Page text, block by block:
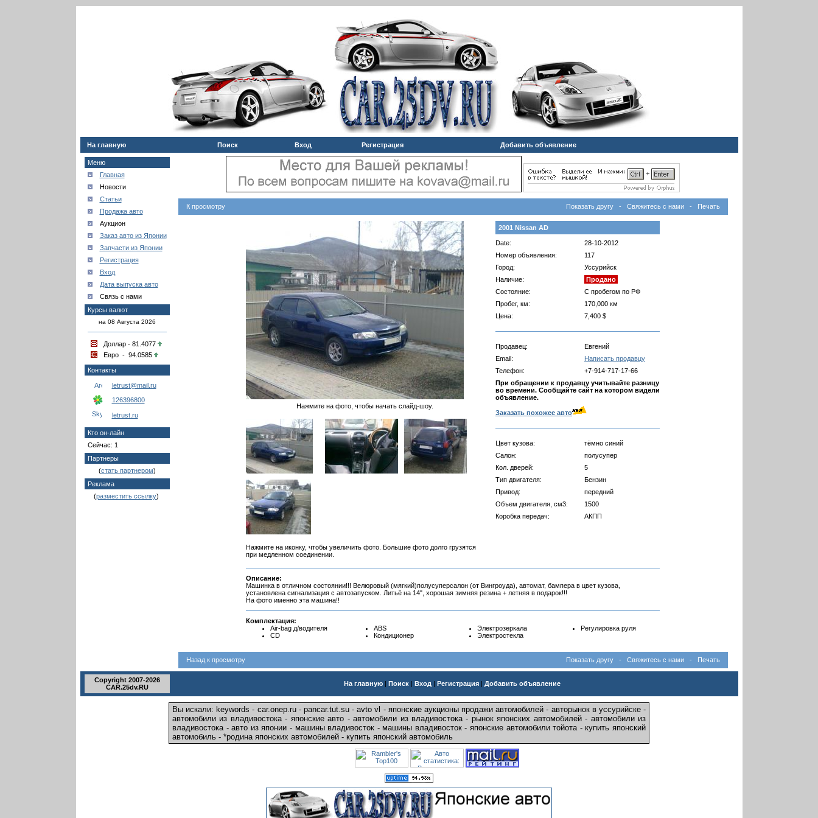
На главную Поиск Вход Регистрация Добавить объявление
Меню
Главная
Новости
Статьи
Продажа авто
Аукцион
Заказ авто из Японии
Запчасти из Японии
Регистрация
Вход
Дата выпуска авто
Связь с нами
Курсы валют
на 08 Августа 2026
Доллар - 81.4077
Евро - 94.0585
Контакты
letrust@mail.ru
126396800
letrust.ru
Кто он-лайн
Сейчас: 1
Партнеры
(стать партнером)
Реклама
(разместить ссылку)
К просмотру Показать другу - Свяжитесь с нами - Печать
Нажмите на фото, чтобы начать слайд-шоу.
Нажмите на иконку, чтобы увеличить фото. Большие фото долго грузятся
при медленном соединении.
2001 Nissan AD
Date:
28-10-2012
Номер объявления:
117
Город:
Уссурийск
Наличие:
Продано
Состояние:
С пробегом по РФ
Пробег, км:
170,000 км
Цена:
7,400 $
Продавец:
Евгений
Email:
Написать продавцу
Телефон:
+7-914-717-17-66
При обращении к продавцу учитывайте разницу
во времени. Сообщайте сайт на котором видели
объявление.
Заказать похожее авто
Цвет кузова:
тёмно синий
Салон:
полусупер
Кол. дверей:
5
Тип двигателя:
Бензин
Привод:
передний
Объем двигателя, см3:
1500
Коробка передач:
АКПП
Описание:
Машинка в отличном состоянии!!! Велюровый (мягкий)полусуперсалон (от Вингроуда), автомат, бампера в цвет кузова,
установлена сигнализация с автозапуском. Литьё на 14", хорошая зимняя резина + летняя в подарок!!!
На фото именно эта машина!!
Комплектация:
Air-bag д/водителя
CD
ABS
Кондиционер
Электрозеркала
Электростекла
Регулировка руля
Назад к просмотру Показать другу - Свяжитесь с нами - Печать
Copyright 2007-2026
CAR.25dv.RU
На главную | Поиск | Вход | Регистрация | Добавить объявление
Вы искали: keywords - car.onep.ru - pancar.tut.su - avto vl - японские аукционы продажи автомобилей - авторынок в уссурийске -
автомобили из владивостока - японские авто - автомобили из владивостока - рынок японских автомобилей - автомобили из
владивостока - авто из японии - машины владивосток - машины владивосток - японские автомобили тойота - купить японский
автомобиль - *родина японских автомобилей - купить японский автомобиль